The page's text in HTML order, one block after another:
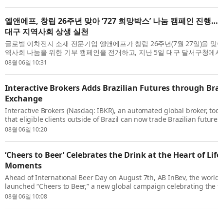
엘앤에프, 창립 26주년 맞아 ‘727 희망박스’ 나눔 캠페인 진행
대구 지역사회 상생 실천
글로벌 이차전지 소재 전문기업 엘앤에프가 창립 26주년(7월 27일)을
역사회 나눔을 위한 기부 캠페인을 전개하고, 지난 5일 대구 달서구청
을 진행했다고 밝혔다. 이번 캠페인은 엘앤에프 본사 소재지인 대구 달
08월 06일 10:31
Interactive Brokers Adds Brazilian Futures through
Exchange
Interactive Brokers (Nasdaq: IBKR), an automated global broker,
that eligible clients outside of Brazil can now trade Brazilian
equities through the B3 exchange. Interactive Brokers was the
08월 06일 10:20
‘Cheers to Beer’ Celebrates the Drink at the Heart of
Moments
Ahead of International Beer Day on August 7th, AB InBev, the
launched “Cheers to Beer,” a new global campaign celebrating
plays in culture and communities around the world. The
08월 06일 10:08